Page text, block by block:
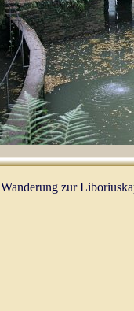
Wanderung zur